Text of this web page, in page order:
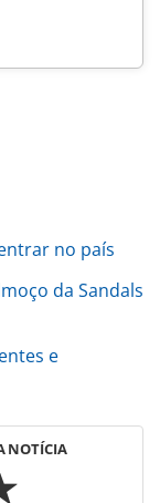
no país
da Sandals
e
NOTÍCIA